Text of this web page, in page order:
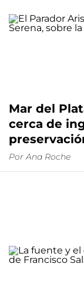
Mar del
cerca de
Por Ana Roche